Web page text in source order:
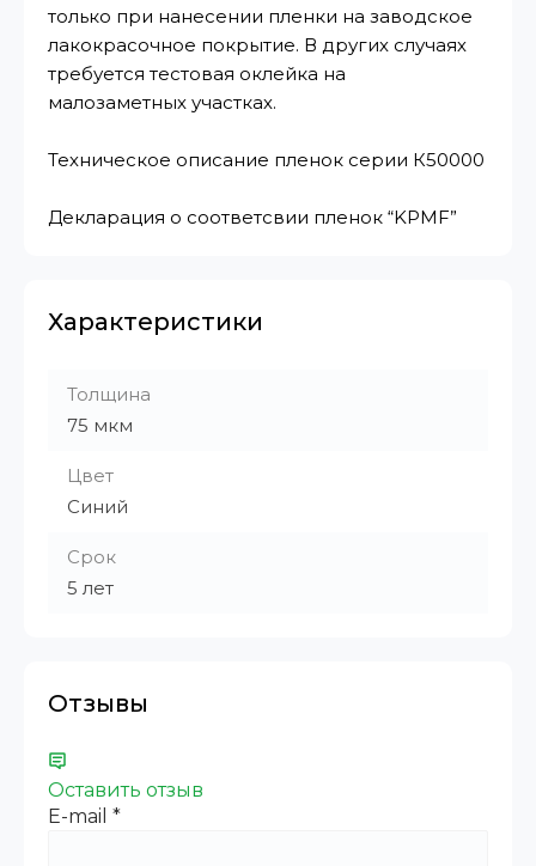
только при нанесении пленки на заводское
лакокрасочное покрытие. В других случаях
требуется тестовая оклейка на
малозаметных участках.
Техническое описание пленок серии К50000
Декларация о соответсвии пленок “KPMF”
Характеристики
Толщина
75 мкм
Цвет
Синий
Срок
5 лет
Отзывы
Оставить отзыв
E-mail *